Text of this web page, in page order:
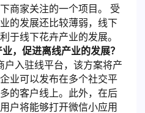
商家关注的一个项目。 受
的发展还比较薄弱，线下
于线下花卉产业的发展。
，促进离线产业的发展？
户入驻线平台，该方案将产
业可以发布在多个社交平
的客户线上。此外，在后
户将能够打开微信小应用